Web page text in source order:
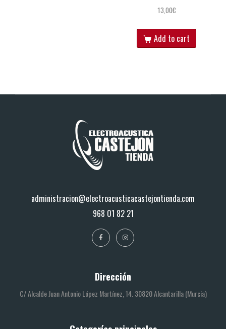
13,00€
Add to cart
administracion@electroacusticacastejontienda.com
968 01 82 21
Dirección
C/ Alcalde Juan Antonio López Martínez, 14. 30820 Alcantarilla (Murcia)